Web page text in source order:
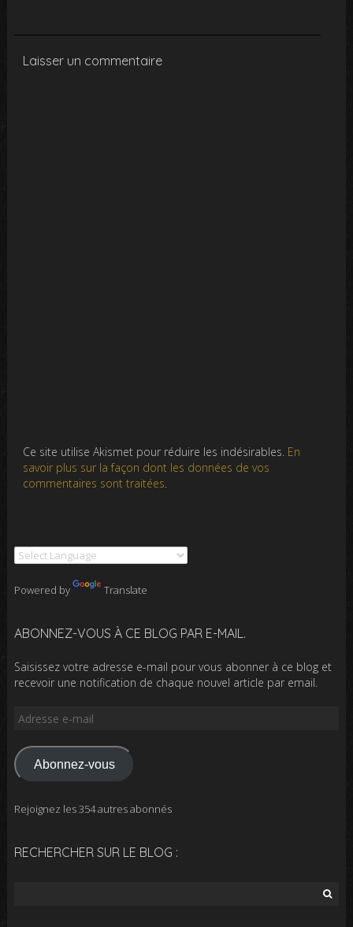
Laisser un commentaire
Ce site utilise Akismet pour réduire les indésirables. En
savoir plus sur la façon dont les données de vos
commentaires sont traitées.
Powered by Translate
ABONNEZ-VOUS À CE BLOG PAR E-MAIL.
Saisissez votre adresse e-mail pour vous abonner à ce blog et
recevoir une notification de chaque nouvel article par email.
Adresse
mail
Abonnez-vous
Rejoignez les 354 autres abonnés
RECHERCHER SUR LE BLOG :